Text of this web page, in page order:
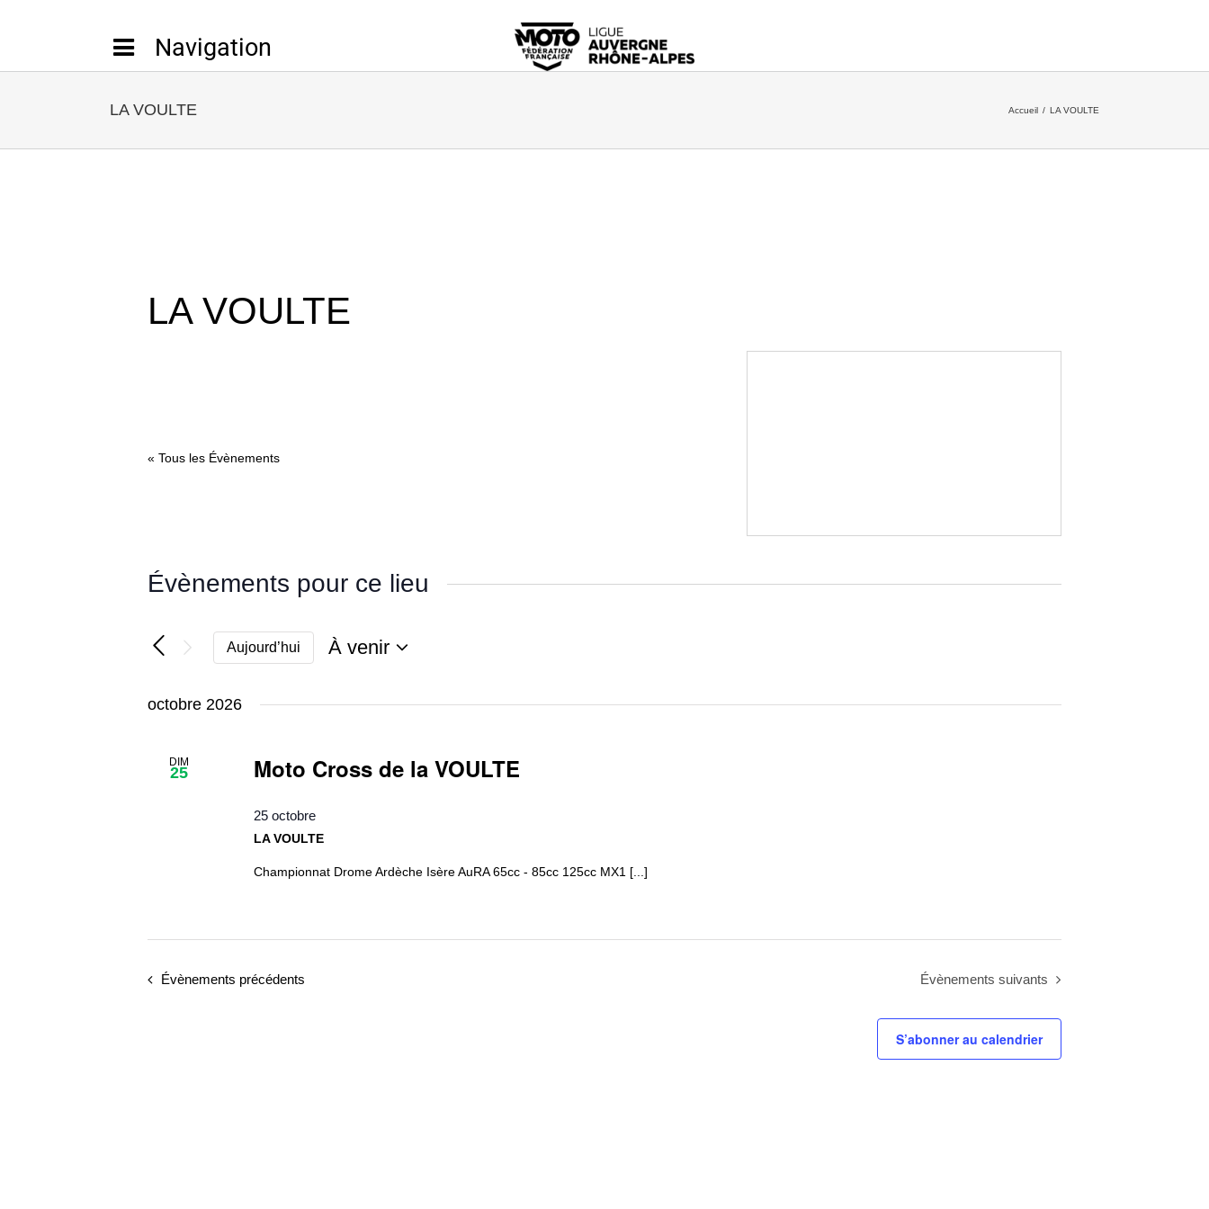
LA VOULTE Accueil / LA VOULTE
LA VOULTE
« Tous les Évènements
Évènements pour ce lieu
Aujourd’hui
À venir
une
octobre 2026
DIM
25 Moto Cross de la VOULTE
25 octobre
LA VOULTE
Championnat Drome Ardèche Isère AuRA 65cc - 85cc 125cc MX1 [...]
Évènements précédents Évènements suivants
S’abonner au calendrier